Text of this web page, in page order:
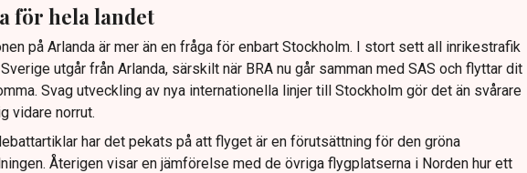
för hela landet
på Arlanda är mer än en fråga för enbart Stockholm. I stort sett all inrikestrafik
utgår från Arlanda, särskilt när BRA nu går samman med SAS och flyttar dit
Svag utveckling av nya internationella linjer till Stockholm gör det än svårare
vidare norrut.
har det pekats på att flyget är en förutsättning för den gröna
Återigen visar en jämförelse med de övriga flygplatserna i Norden hur ett